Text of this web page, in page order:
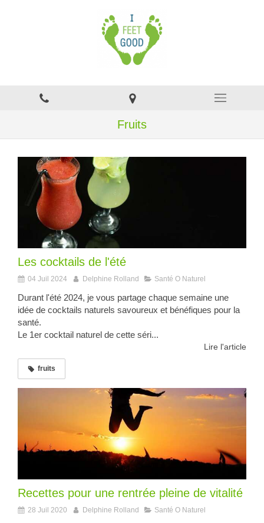
Fruits
Les cocktails de l'été
04 Juil 2024 Delphine Rolland Santé O Naturel
Durant l'été 2024, je vous partage chaque semaine une
idée de cocktails naturels savoureux et bénéfiques pour la
santé.
Le 1er cocktail naturel de cette séri...
Lire l'article
fruits
Recettes pour une rentrée pleine de vitalité
28 Juil 2020 Delphine Rolland Santé O Naturel